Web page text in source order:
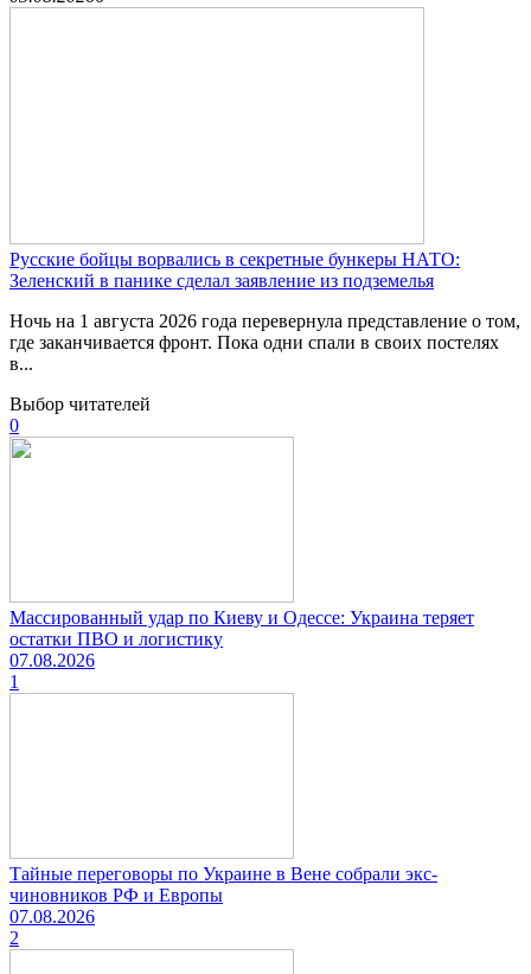
Русские бойцы ворвались в секретные бункеры НАТО:
Зеленский в панике сделал заявление из подземелья
Ночь на 1 августа 2026 года перевернула представление о том,
где заканчивается фронт. Пока одни спали в своих постелях
в...
Выбор читателей
0
Массированный удар по Киеву и Одессе: Украина теряет
остатки ПВО и логистику
07.08.2026
1
Тайные переговоры по Украине в Вене собрали экс-
чиновников РФ и Европы
07.08.2026
2